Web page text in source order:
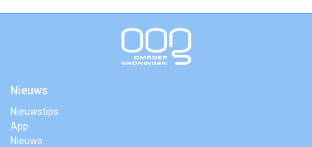
Nieuws
Nieuwstips
App
Nieuws